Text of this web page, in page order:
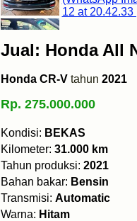
Jual: Honda All
Honda CR-V tahun 2021
Rp. 275.000.000
Kondisi: BEKAS
Kilometer: 31.000 km
Tahun produksi: 2021
Bahan bakar: Bensin
Transmisi: Automatic
Warna: Hitam